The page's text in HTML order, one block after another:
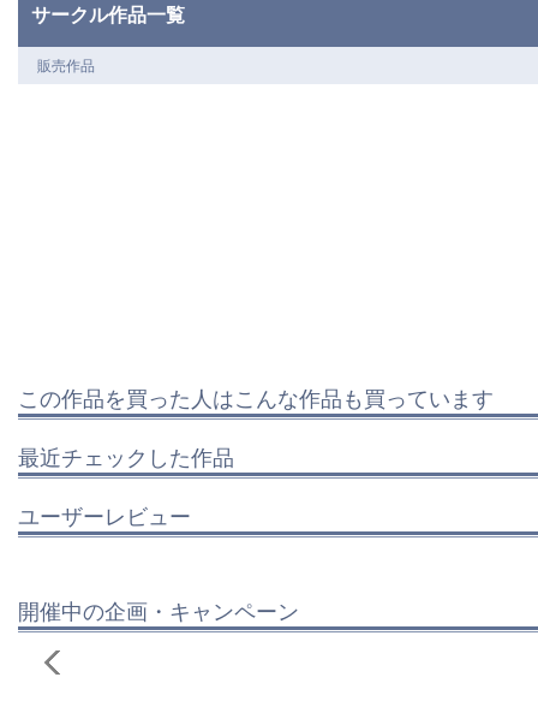
サークル作品一覧
販売作品
この作品を買った人はこんな作品も買っています
最近チェックした作品
ユーザーレビュー
開催中の企画・キャンペーン